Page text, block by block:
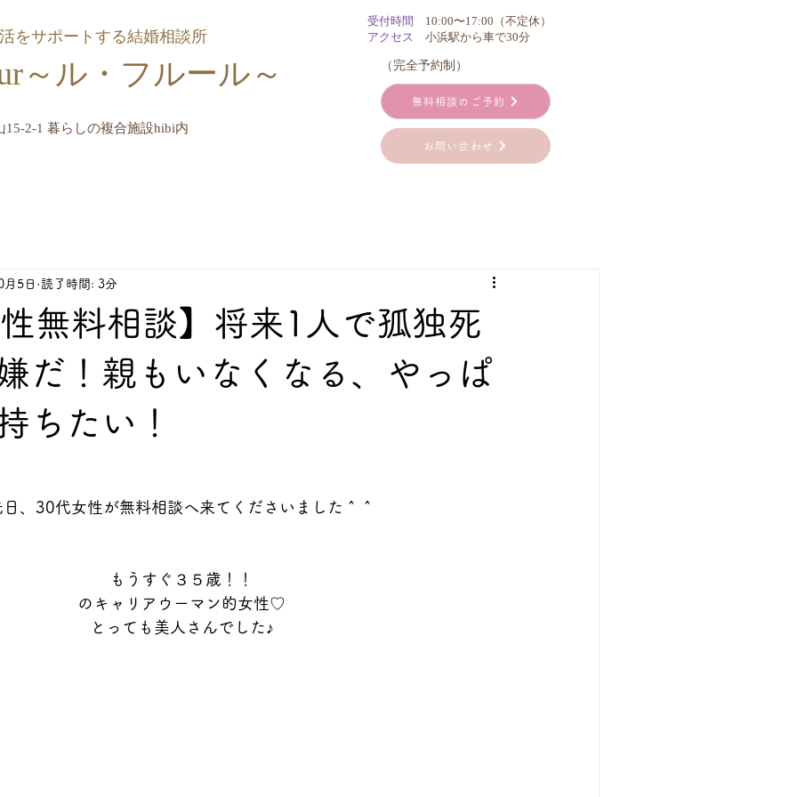
をサポートする結婚相談所
～ル・フルール​～
2-1 暮らしの複合施設hibi内
受付時間
10:00〜17:00（不定休）
アクセス 小浜駅から車で30分
​（完全予約制）
無料相談のご予約
お問い合わせ
無料相談】将来1人で孤独死
だ！親もいなくなる、やっぱ
ちたい！
月5日 読了時間: 3分
日、30代女性が無料相談へ来てくださいました＾＾
もうすぐ３５歳！！
のキャリアウーマン的女性♡
とっても美人さんでした♪